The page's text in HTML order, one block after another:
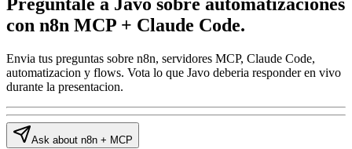
con n8n MCP + Claude Code.
Envia tus preguntas sobre n8n, servidores MCP, Claude Code,
automatizacion y flows. Vota lo que Javo deberia responder en vivo
durante la presentacion.
Ask about n8n + MCP